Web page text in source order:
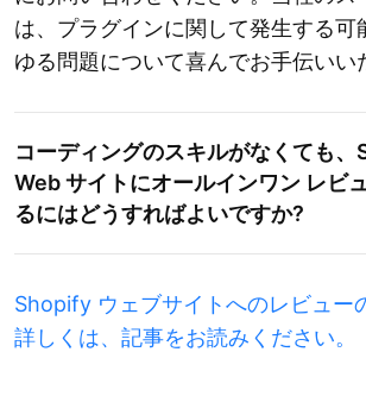
は、プラグインに関して発生する可
ゆる問題について喜んでお手伝いい
コーディングのスキルがなくても
Web サイトにオールインワン レビ
るにはどうすればよいですか?
Shopify ウェブサイトへのレビュー
詳しくは、記事をお読みください。